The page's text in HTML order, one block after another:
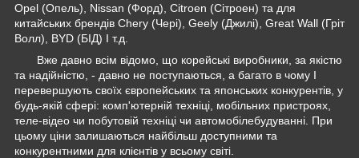
Opel (Опель), Nissan (Форд), Citroen (Сітроен) та для
китайських брендів Chery (Чері), Geely (Джилі), Great Wall (Гріт
Волл), BYD (БІД) І т.д.
Вже давно всім відомо, що корейські виробники, за якістю
та надійністю, - давно не поступаються, а багато в чому І
перевершують своїх європейських та японських конкурентів, у
будь-якій сфері: комп'ютерній техніці, мобільних пристроях,
теле-відео чи побутовій техніці чи автомобілебудуванні. При
цьому ціни залишаються найбільш доступними та
конкурентними для клієнтів у всьому світі.